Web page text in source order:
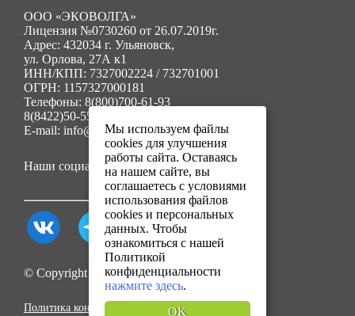
ООО «ЭКОВОЛГА»
Лицензия №0730260 от 26.07.2019г.
Адрес: 432034 г. Ульяновск,
ул. Орлова, 27А к1
ИНН/КПП: 7327002224 / 732701001
ОГРН: 1157327000181
Телефоны: 8(800)700-61-93
8(8422)50-55-91
E-mail: info@ecovolga73.ru
Наши социальные сети:
© Copyright 2025. Все права защищены.
Политика конфиденциальности
Мы используем файлы
cookies для улучшения
работы сайта. Оставаясь
на нашем сайте, вы
соглашаетесь с условиями
использования файлов
cookies и персональных
данных. Чтобы
ознакомиться с нашей
Политикой
конфиденциальности
нажмите здесь.
OK